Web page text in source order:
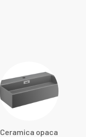
Ceramica opaca